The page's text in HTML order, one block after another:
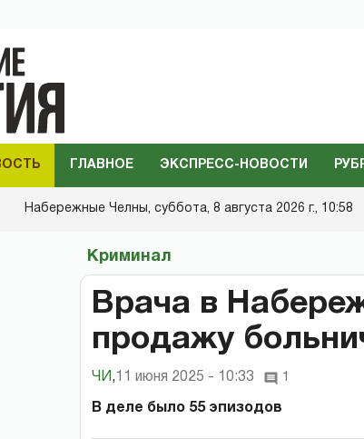
ГЛАВНОЕ ЭКСПРЕСС-НОВОСТИ
Набережные Челны, суббота, 8 августа 2026 г., 10:58
Криминал
Врача в
продажу
ЧИ , 11 июня 2025 - 10:33 1
В деле было 55 эпизодов